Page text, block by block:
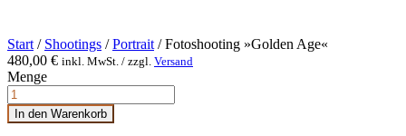
Start / Shootings /Portrait / Fotoshooting »Golden Age«
480,00 € inkl. MwSt. / zzgl. Versand
Menge
In den Warenkorb